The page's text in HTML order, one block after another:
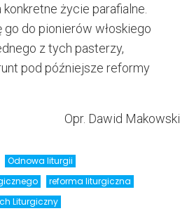
życie parafialne.
go do pionierów włoskiego
z tych pasterzy,
pod późniejsze reformy
Opr. Dawid Makowski
Odnowa liturgii
reforma liturgiczna
Liturgiczny